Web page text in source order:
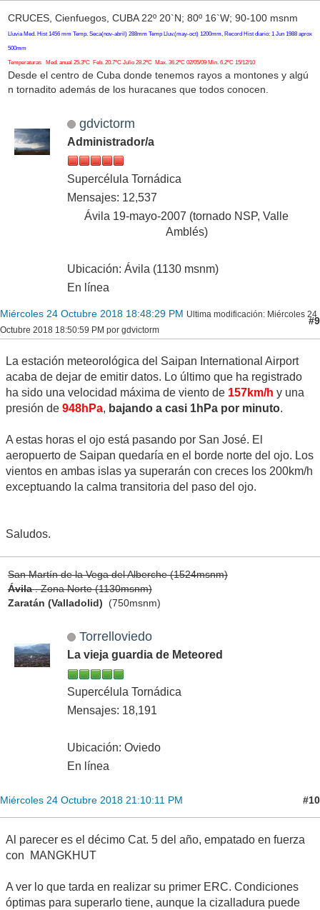
CRUCES, Cienfuegos, CUBA 22º 20`N; 80º 16`W; 90-100 msnm
Lluvia Med. Hist 1456 mm Temp. Seca(nov-abril) 288mm Temp Lluv.(may-oct) 1200mm, Record Hist diario: 1 Jun 1988 aprox
500mm
Temperaturas Med. anual 25.3ºC Feb. 20.7ºC Julio 28.2ºC Max. 36.2ºC 02/05/09 Min. 6.2ºC 15/12/10
Desde el centro de Cuba donde tenemos rayos a montones y algú
n tornadito además de los huracanes que todos conocen.
gdvictorm
Administrador/a
Supercélula Tornádica
Mensajes: 12,537
Ávila 19-mayo-2007 (tornado NSP, Valle
Amblés)
Ubicación: Ávila (1130 msnm)
En línea
Miércoles 24 Octubre 2018 18:48:29 PM Ultima modificación: Miércoles 24
Octubre 2018 18:50:59 PM por gdvictorm
#9
La estación meteorológica del Saipan International Airport
acaba de dejar de emitir datos. Lo último que ha registrado
ha sido una velocidad máxima de viento de 157km/h y una
presión de 948hPa, bajando a casi 1hPa por minuto.
A estas horas el ojo está pasando por San José. El
aeropuerto de Saipan quedaría en el borde norte del ojo. Los
vientos en ambas islas ya superarán con creces los 200km/h
exceptuando la calma transitoria del paso del ojo.
Saludos.
San Martín de la Vega del Alberche (1524msnm)
Ávila. Zona Norte (1130msnm)
Zaratán (Valladolid) (750msnm)
Torrelloviedo
La vieja guardia de Meteored
Supercélula Tornádica
Mensajes: 18,191
Ubicación: Oviedo
En línea
Miércoles 24 Octubre 2018 21:10:11 PM #10
Al parecer es el décimo Cat. 5 del año, empatado en fuerza
con MANGKHUT
A ver lo que tarda en realizar su primer ERC. Condiciones
óptimas para superarlo tiene, aunque la cizalladura puede